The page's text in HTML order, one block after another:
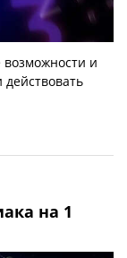
и
на 1